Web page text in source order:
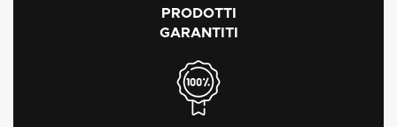
PRODOTTI
GARANTITI